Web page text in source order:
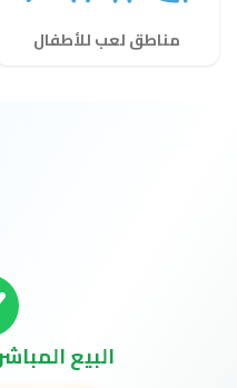
مناطق لعب للأطفال
البيع